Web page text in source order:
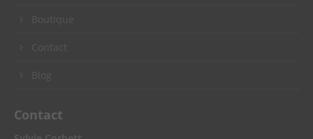
Boutique
Contact
Blog
Contact